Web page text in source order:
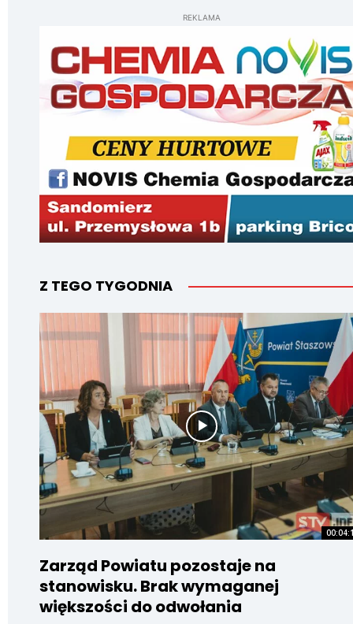
REKLAMA
Z TEGO TYGODNIA
Zarząd Powiatu pozostaje na
stanowisku. Brak wymaganej
większości do odwołania